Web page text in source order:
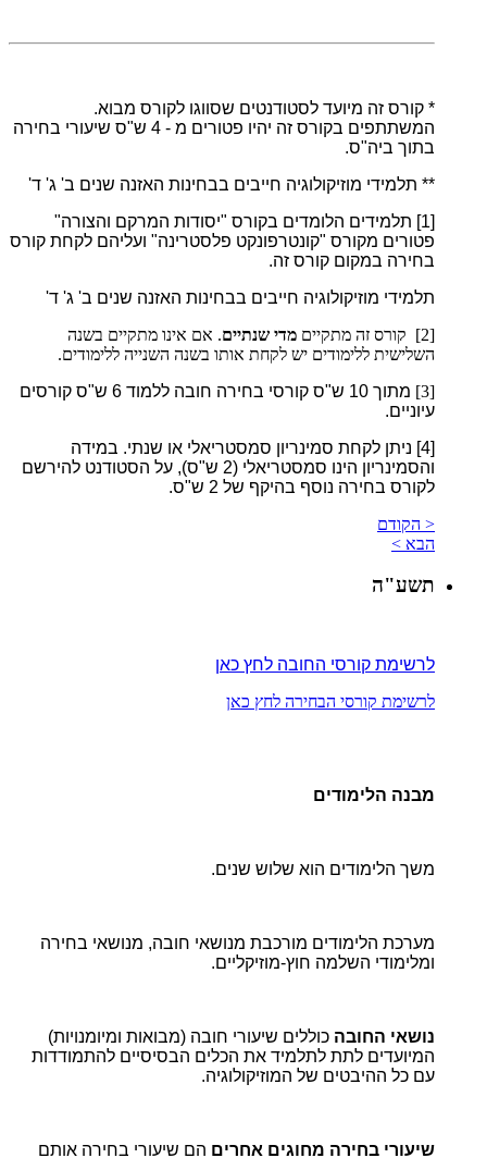
* קורס זה מיועד לסטודנטים שסווגו לקורס מבוא.
המשתתפים בקורס זה יהיו פטורים מ - 4 ש"ס שיעורי בחירה
בתוך ביה"ס.
** תלמידי מוזיקולוגיה חייבים בבחינות האזנה שנים ב' ג' ד'
[1]
תלמידים הלומדים בקורס "יסודות המרקם והצורה"
פטורים מקורס "קונטרפונקט פלסטרינה" ועליהם לקחת קורס
בחירה במקום קורס זה.
תלמידי מוזיקולוגיה חייבים בבחינות האזנה שנים ב' ג' ד'
[2] קורס זה מתקיים
מדי שנתיים. אם אינו מתקיים בשנה
השלישית ללימודים יש לקחת אותו בשנה השנייה ללימודים.
[3]
מתוך 10 ש"ס קורסי בחירה חובה ללמוד 6 ש"ס קורסים
עיוניים.
[4]
ניתן לקחת סמינריון סמסטריאלי או שנתי. במידה
והסמינריון הינו סמסטריאלי (2 ש"ס), על הסטודנט להירשם
לקורס בחירה נוסף בהיקף של 2 ש"ס.
< הקודם
הבא >
תשע"ה
לרשימת קורסי החובה לחץ כאן
לרשימת קורסי הבחירה לחץ כאן
מבנה הלימודים
משך הלימודים הוא שלוש שנים.
מערכת הלימודים מורכבת מנושאי חובה, מנושאי בחירה
ומלימודי השלמה חוץ-מוזיקליים.
נושאי החובה כוללים שיעורי חובה (מבואות ומיומנויות)
המיועדים לתת לתלמיד את הכלים הבסיסיים להתמודדות
עם כל ההיבטים של המוזיקולוגיה.
שיעורי בחירה מחוגים אחרים הם שיעורי בחירה אותם